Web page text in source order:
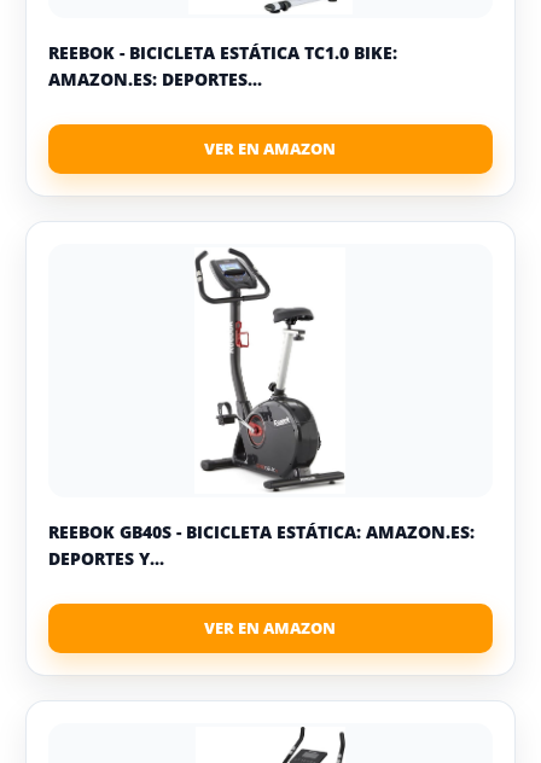
REEBOK - BICICLETA ESTÁTICA TC1.0 BIKE:
AMAZON.ES: DEPORTES...
REEBOK GB40S - BICICLETA ESTÁTICA: AMAZON.ES:
DEPORTES Y...